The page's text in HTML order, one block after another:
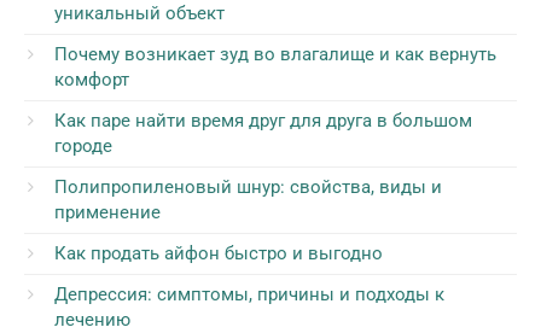
уникальный объект
Почему возникает зуд во влагалище и как вернуть
комфорт
Как паре найти время друг для друга в большом
городе
Полипропиленовый шнур: свойства, виды и
применение
Как продать айфон быстро и выгодно
Депрессия: симптомы, причины и подходы к
лечению